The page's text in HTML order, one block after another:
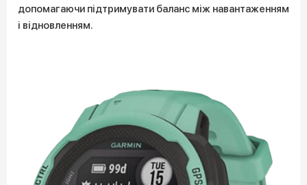
допомагаючи підтримувати баланс між навантаженням
і відновленням.